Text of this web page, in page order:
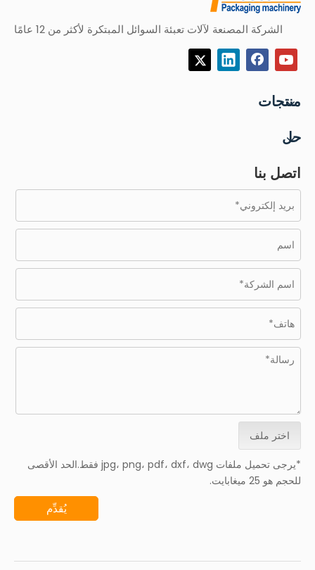
الشركة المصنعة لآلات تعبئة السوائل المبتكرة لأكثر من 12 عامًا
منتجات
حل
اتصل بنا
اختر ملف
*يرجى تحميل ملفات jpg، png، pdf، dxf، dwg فقط.الحد الأقصى
للحجم هو 25 ميغابايت.
يُقدِّم